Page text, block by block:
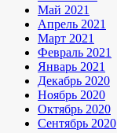
Май 2021
Апрель 2021
Март 2021
Февраль 2021
Январь 2021
Декабрь 2020
Ноябрь 2020
Октябрь 2020
Сентябрь 2020